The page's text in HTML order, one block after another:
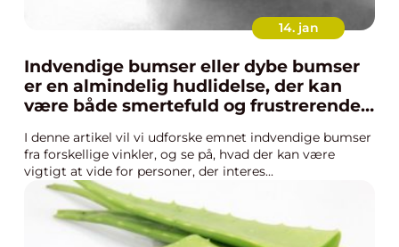
14. jan
Indvendige bumser eller dybe bumser
er en almindelig hudlidelse, der kan
være både smertefuld og frustrerende
I denne artikel vil vi udforske emnet indvendige bumser
fra forskellige vinkler, og se på, hvad der kan være
vigtigt at vide for personer, der interes...